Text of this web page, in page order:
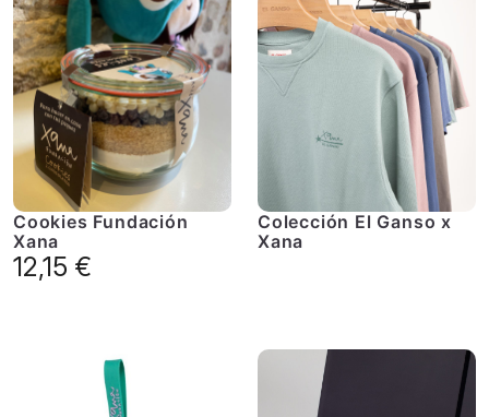
Cookies Fundación
Xana
12,15 €
Colección El Ganso x
Xana